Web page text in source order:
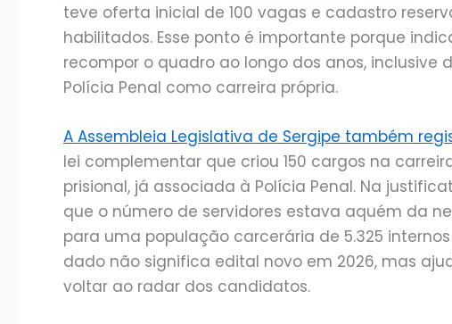
teve oferta inicial de 100 vagas e cadastro
habilitados. Esse ponto é importante porque
recompor o quadro ao longo dos anos,
Polícia Penal como carreira própria.
A Assembleia Legislativa de Sergipe também
lei complementar que criou 150 cargos na
prisional, já associada à Polícia Penal. Na
que o número de servidores estava aquém da
para uma população carcerária de 5.325
dado não significa edital novo em 2026, mas
voltar ao radar dos candidatos.